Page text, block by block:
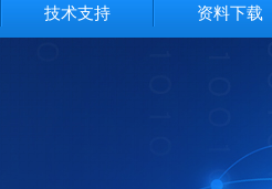
技术支持 资料下载